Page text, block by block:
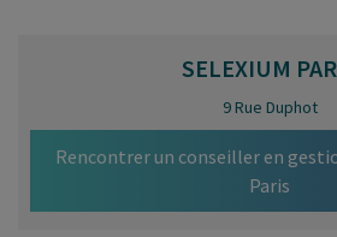
SELEXIUM
9 Rue Duphot
Rencontrer un conseiller en
Paris